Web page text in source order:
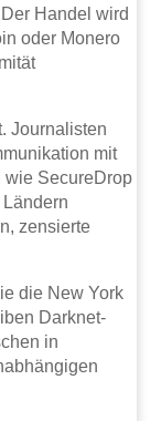
Handel wird
oder Monero
Journalisten
mit
wie SecureDrop
zensierte
die New York
Darknet-
in